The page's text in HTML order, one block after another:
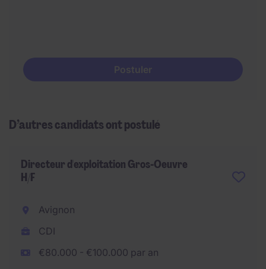
Postuler
D’autres candidats ont postulé
Directeur d'exploitation Gros-Oeuvre
H/F
Avignon
CDI
€80.000 - €100.000 par an